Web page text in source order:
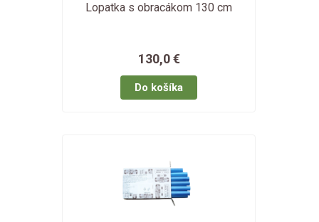
Lopatka s obracákom 130 cm
130,0 €